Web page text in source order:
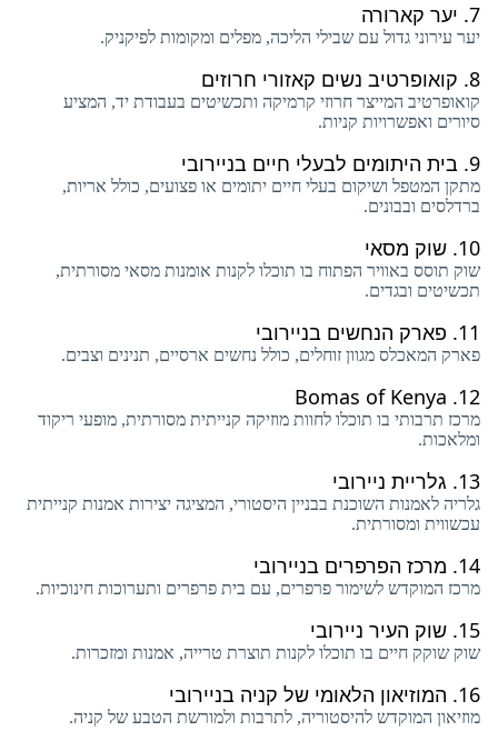
7. יער קארורה
יער עירוני גדול עם שבילי הליכה, מפלים ומקומות לפיקניק.
8. קואופרטיב נשים קאזורי חרוזים
קואופרטיב המייצר חרוזי קרמיקה ותכשיטים בעבודת יד, המציע
סיורים ואפשרויות קניות.
9. בית היתומים לבעלי חיים בניירובי
מתקן המטפל ושיקום בעלי חיים יתומים או פצועים, כולל אריות,
ברדלסים ובבונים.
10. שוק מסאי
שוק תוסס באוויר הפתוח בו תוכלו לקנות אומנות מסאי מסורתית,
תכשיטים ובגדים.
11. פארק הנחשים בניירובי
פארק המאכלס מגוון זוחלים, כולל נחשים ארסיים, תנינים וצבים.
12.
Bomas of Kenya
מרכז תרבותי בו תוכלו לחוות מוזיקה קנייתית מסורתית, מופעי ריקוד
ומלאכות.
13. גלריית ניירובי
גלריה לאמנות השוכנת בבניין היסטורי, המציגה יצירות אמנות קנייתית
עכשווית ומסורתית.
14. מרכז הפרפרים בניירובי
מרכז המוקדש לשימור פרפרים, עם בית פרפרים ותערוכות חינוכיות.
15. שוק העיר ניירובי
שוק שוקק חיים בו תוכלו לקנות תוצרת טרייה, אמנות ומזכרות.
16. המוזיאון הלאומי של קניה בניירובי
מוזיאון המוקדש להיסטוריה, לתרבות ולמורשת הטבע של קניה.